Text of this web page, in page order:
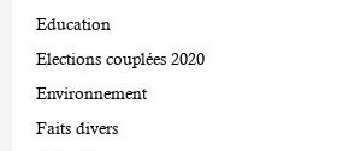
Education
Elections couplées 2020
Environnement
Faits divers